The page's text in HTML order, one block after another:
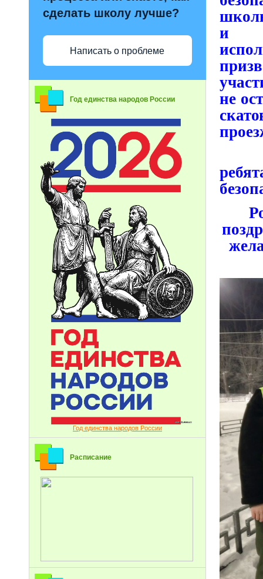
сделать школу лучше?
Написать о проблеме
Год единства народов России
Год единства народов России
Расписание
и
не